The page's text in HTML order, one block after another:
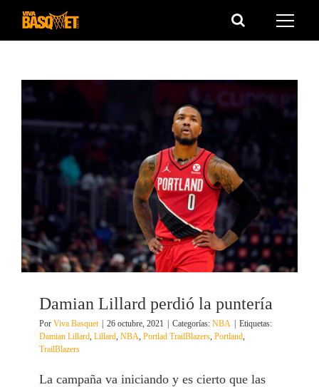
Saltar
Damian Lillard perdió la puntería
Por Viva Basquet | 26 octubre, 2021 | Categorías: NBA | Etiquetas:
Damian Lillard Lillard NBA Portlad TrailBlazers Portland
TrailBlazers
La campaña va iniciando y es cierto que las